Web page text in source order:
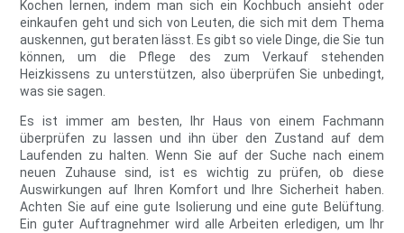
Kochen lernen, indem man sich ein Kochbuch ansieht oder
einkaufen geht und sich von Leuten, die sich mit dem Thema
auskennen, gut beraten lässt. Es gibt so viele Dinge, die Sie tun
können, um die Pflege des zum Verkauf stehenden
Heizkissens zu unterstützen, also überprüfen Sie unbedingt,
was sie sagen.
Es ist immer am besten, Ihr Haus von einem Fachmann
überprüfen zu lassen und ihn über den Zustand auf dem
Laufenden zu halten. Wenn Sie auf der Suche nach einem
neuen Zuhause sind, ist es wichtig zu prüfen, ob diese
Auswirkungen auf Ihren Komfort und Ihre Sicherheit haben.
Achten Sie auf eine gute Isolierung und eine gute Belüftung.
Ein guter Auftragnehmer wird alle Arbeiten erledigen, um Ihr